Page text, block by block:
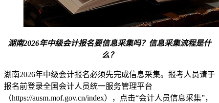
湖南2026年中级会计报名要信息采集吗？信息采集流程是什
么？
湖南2026年中级会计报名必须先完成信息采集。报考人员请于
报名前登录全国会计人员统一服务管理平台
（https://ausm.mof.gov.cn/index），点击“会计人员信息采集”，